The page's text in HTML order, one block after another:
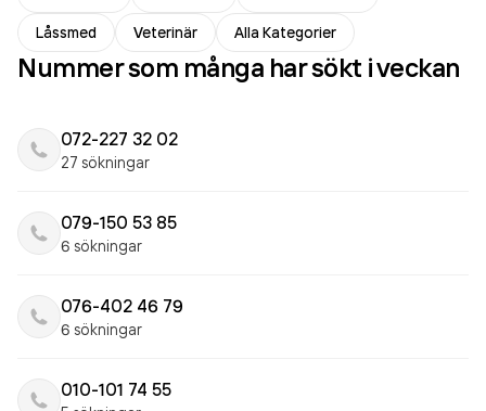
Låssmed
Veterinär Alla Kategorier
Nummer som många har sökt i veckan
072-227 32 02
27 sökningar
079-150 53 85
6 sökningar
076-402 46 79
6 sökningar
010-101 74 55